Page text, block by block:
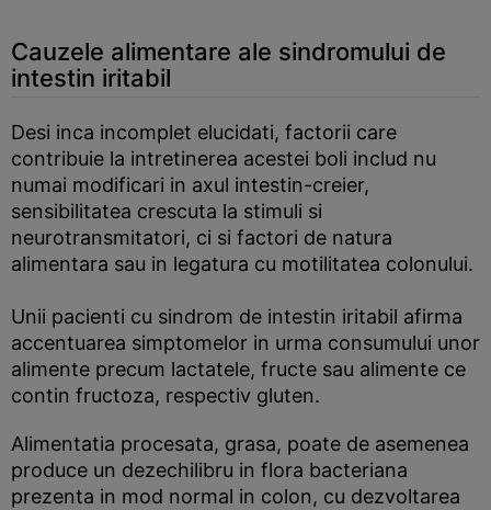
Cauzele alimentare ale sindromului de
intestin iritabil
Desi inca incomplet elucidati, factorii care
contribuie la intretinerea acestei boli includ nu
numai modificari in axul intestin-creier,
sensibilitatea crescuta la stimuli si
neurotransmitatori, ci si factori de natura
alimentara sau in legatura cu motilitatea colonului.
Unii pacienti cu sindrom de intestin iritabil afirma
accentuarea simptomelor in urma consumului unor
alimente precum lactatele, fructe sau alimente ce
contin fructoza, respectiv gluten.
Alimentatia procesata, grasa, poate de asemenea
produce un dezechilibru in flora bacteriana
prezenta in mod normal in colon, cu dezvoltarea